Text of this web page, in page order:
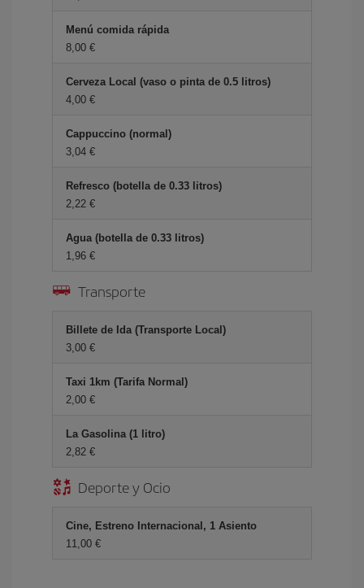
Menú comida rápida
8,00
Cerveza Local (vaso o pinta de 0.5 litros)
4,00
Cappuccino (normal)
3,04
Refresco (botella de 0.33 litros)
2,22
Agua (botella de 0.33 litros)
1,96
Transporte
Billete de Ida (Transporte Local)
3,00
Taxi 1km (Tarifa Normal)
2,00
La Gasolina (1 litro)
2,82
Deporte y Ocio
Cine, Estreno Internacional, 1 Asiento
11,00